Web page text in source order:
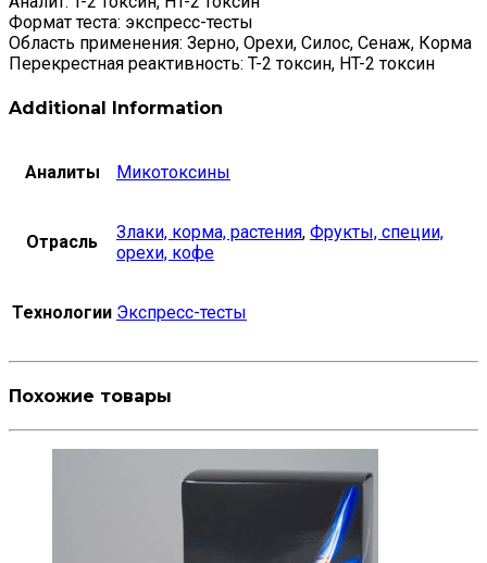
Формат теста: экспресс-тесты
Область применения: Зерно, Орехи, Силос, Сенаж, Корма
Перекрестная реактивность: T-2 токсин, HT-2 токсин
Additional Information
Аналиты Микотоксины
Отрасль Злаки, корма, растения, Фрукты, специи,
орехи, кофе
Технологии Экспресс-тесты
Похожие товары